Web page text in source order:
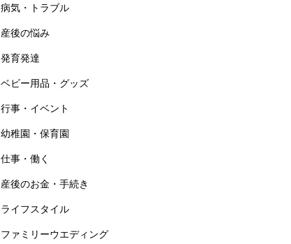
病気・トラブル
産後の悩み
発育発達
ベビー用品・グッズ
行事・イベント
幼稚園・保育園
仕事・働く
産後のお金・手続き
ライフスタイル
ファミリーウエディング